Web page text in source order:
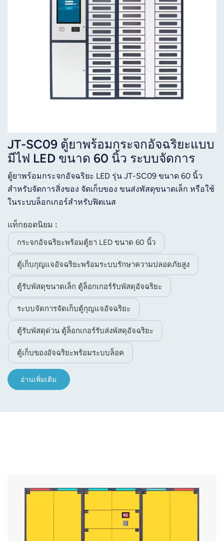
JT-SC09 ตู้ยาพร้อมกระจกอัจฉริยะแบบ
มีไฟ LED ขนาด 60 นิ้ว ระบบจัดการ
ข้อมูล
ตู้ยาพร้อมกระจกอัจฉริยะ LED รุ่น JT-SC09 ขนาด 60 นิ้ว
สำหรับจัดการสิ่งของ จัดเก็บของ ขนส่งพัสดุขนาดเล็ก หรือใช้
ในระบบล็อกเกอร์สำหรับฟิตเนส
แท็กยอดนิยม :
กระจกอัจฉริยะพร้อมตู้ยา LED ขนาด 60 นิ้ว
ตู้เก็บกุญแจอัจฉริยะพร้อมระบบรักษาความปลอดภัยสูง
ตู้รับพัสดุขนาดเล็ก ตู้ล็อกเกอร์รับพัสดุอัจฉริยะ
ระบบจัดการจัดเก็บตู้กุญแจอัจฉริยะ
ตู้รับพัสดุด่วน ตู้ล็อกเกอร์รับส่งพัสดุอัจฉริยะ
ตู้เก็บของอัจฉริยะพร้อมระบบล็อค
อ่านเพิ่มเติม